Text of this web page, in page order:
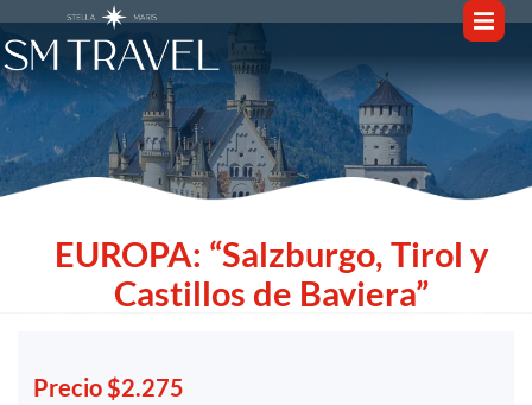
EUROPA: “Salzburgo, Tirol y
Castillos de Baviera”
Precio $2.275